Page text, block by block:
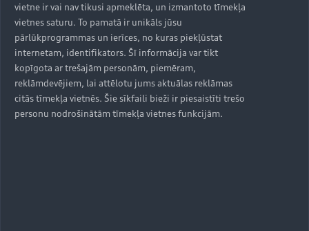
sistēmām
Papildu piecu un septiņu sēdvietu versijām, pirmo reizi
modeļa vēsturē Q7 būs pieejams ar sešām sēdvietām –
divas sēdvietas otrajā rindā un divas trešajā sniegs
biznesa klases ērtības un komfortu, padarot to īpaši
piemērotu tālākiem braucieniem. Piecu un septiņu
vietne ir vai nav tikusi apmeklēta, un izmantoto tīmekļa
vietnes saturu. To pamatā ir unikāls jūsu
pārlūkprogrammas un ierīces, no kuras piekļūstat
internetam, identifikators. Šī informācija var tikt
kopīgota ar trešajām personām, piemēram,
reklāmdevējiem, lai attēlotu jums aktuālas reklāmas
citās tīmekļa vietnēs. Šie sīkfaili bieži ir piesaistīti trešo
personu nodrošinātām tīmekļa vietnes funkcijām.